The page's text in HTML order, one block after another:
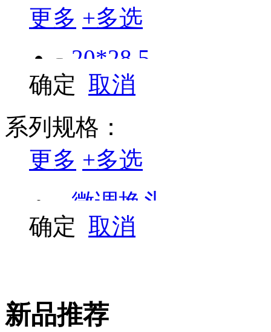
更多 +多选
20*28.5
方型14*18
方型9*12
确定 取消
系列规格：
更多 +多选
微调换头
精密换头
高精换头
确定 取消
新品推荐